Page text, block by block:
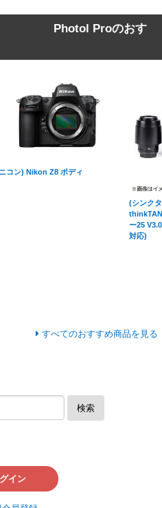
Photol Proのおす
コン) Nikon Z8 ボディ
(シンク
ー25
対応)
すべてのおすすめ商品を見る
検索
イン